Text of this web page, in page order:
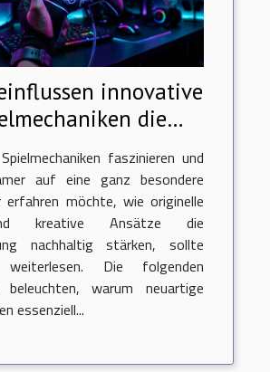
innovative
die
Spielerbindung?faszinieren und
auf eine ganz besondere
erfahren möchte, wie originelle
kreative Ansätze die
nachhaltig stärken, sollte
weiterlesen. Die folgenden
beleuchten, warum neuartige
essenziell...